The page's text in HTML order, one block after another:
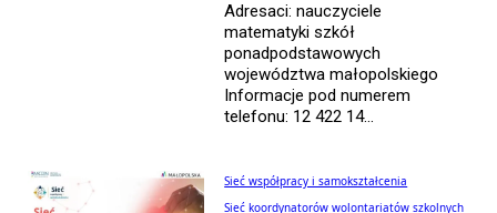
Adresaci: nauczyciele
matematyki szkół
ponadpodstawowych
województwa małopolskiego
Informacje pod numerem
telefonu: 12 422 14...
Sieć współpracy i samokształcenia
Sieć koordynatorów wolontariatów szkolnych